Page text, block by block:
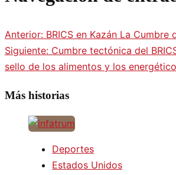
Anterior: BRICS en Kazán La Cumbre
Siguiente: Cumbre tectónica del
sello de los alimentos y los
Más historias
Deportes
Estados Unidos